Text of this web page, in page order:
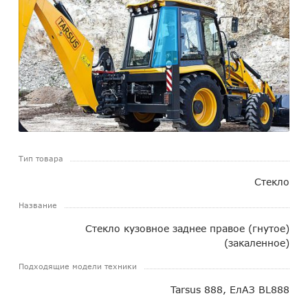
Тип товара
Стекло
Название
Стекло кузовное заднее правое (гнутое)
(закаленное)
Подходящие модели техники
Tarsus 888, ЕлАЗ BL888